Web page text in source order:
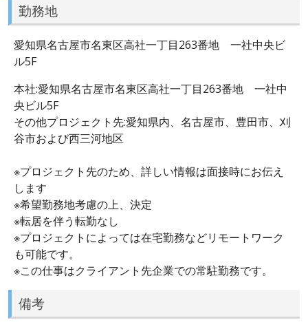
勤務地
愛知県名古屋市名東区高社一丁目263番地 一社中央ビ
ル5F
本社:愛知県名古屋市名東区高社一丁目263番地 一社中
央ビル5F
その他プロジェクト先:愛知県内、名古屋市、豊田市、刈
谷市および西三河地区
※プロジェクト先のため、詳しい情報は面接時にお伝え
します
※希望勤務地考慮の上、決定
※転居を伴う転勤なし
※プロジェクトによっては在宅勤務などリモートワーク
も可能です。
※この仕事はクライアント先企業での常駐勤務です。
備考